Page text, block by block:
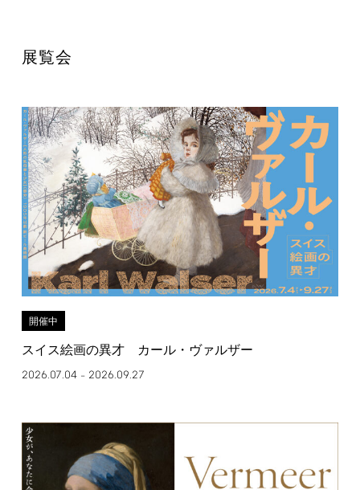
展覧会
開催中
スイス絵画の異才 カール・ヴァルザー
2026.07.04– 2026.09.27